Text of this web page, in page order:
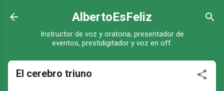
Ir al contenido principal
AlbertoEsFeliz
Instructor de voz y oratoria, presentador de
eventos, prestidigitador y voz en off.
El cerebro triuno